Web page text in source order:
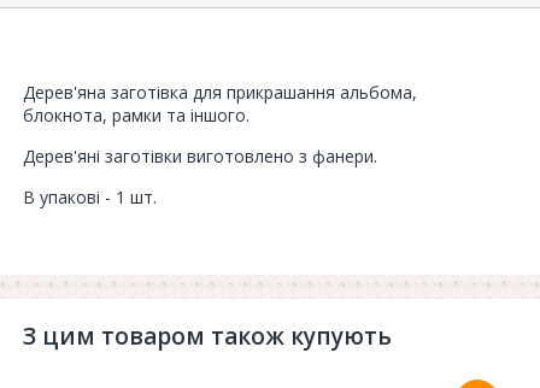
Дерев'яна заготівка для прикрашання альбома,
блокнота, рамки та іншого.
Дерев'яні заготівки виготовлено з фанери.
В упакові - 1 шт.
З цим товаром також купують